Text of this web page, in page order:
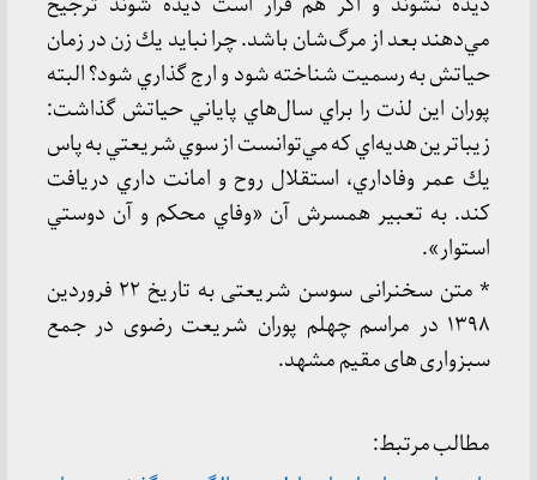
مي‌دهند بعد از مرگ‌شان باشد. چرا نبايد يك زن در زمان
حياتش به رسميت شناخته شود و ارج گذاري شود؟ البته
پوران اين لذت را براي سال‌هاي پاياني حياتش گذاشت:
زيباترين هديه‌اي كه مي‌توانست از سوي شريعتي به پاس
يك عمر وفاداري، استقلال روح و امانت داري دريافت
كند. به تعبير همسرش آن «وفاي محكم و آن دوستي
استوار».
* متن سخنرانی سوسن شریعتی به تاریخ ۲۲ فروردین
۱۳۹۸ در مراسم چهلم پوران شریعت رضوی در جمع
سبزواری های مقیم مشهد.
مطالب مرتبط: